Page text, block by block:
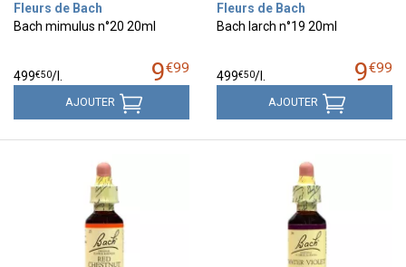
Fleurs de Bach
Bach mimulus n°20 20ml
9€99
499€50/
AJOUTER
Fleurs de Bach
Bach larch n°19 20ml
9€99
499€50/
AJOUTER